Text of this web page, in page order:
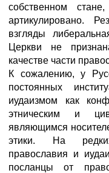
собственном
артикулировано.
взгляды
Церкви не
качестве части
К сожалению, у
постоянных
иудаизмом как
этническим и
являющимся
этики. На
православия и
посланцы от